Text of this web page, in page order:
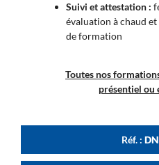
Suivi et attestation :
évaluation à chaud
de formation
Toutes nos
présentiel ou
Réf. :